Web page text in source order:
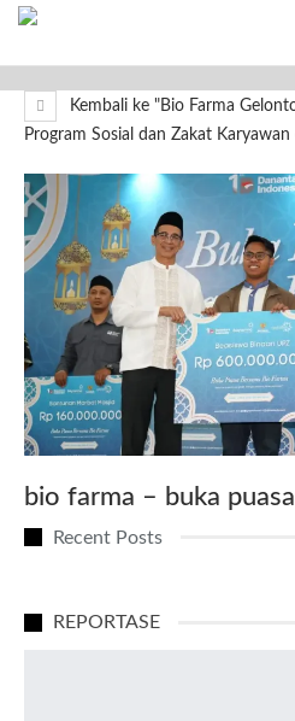
Kembali ke "Bio Farma
Program Sosial dan Zakat
bio farma – buka puasa
Recent Posts
REPORTASE